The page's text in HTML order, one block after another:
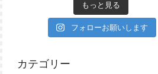
もっと見る
フォローお願いします
カテゴリー